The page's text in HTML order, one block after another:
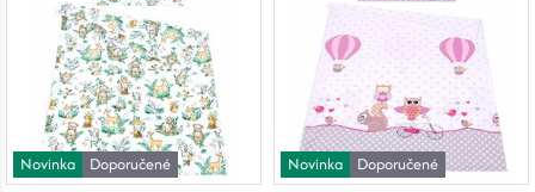
Novinka
Doporučené
Novinka
Doporučené